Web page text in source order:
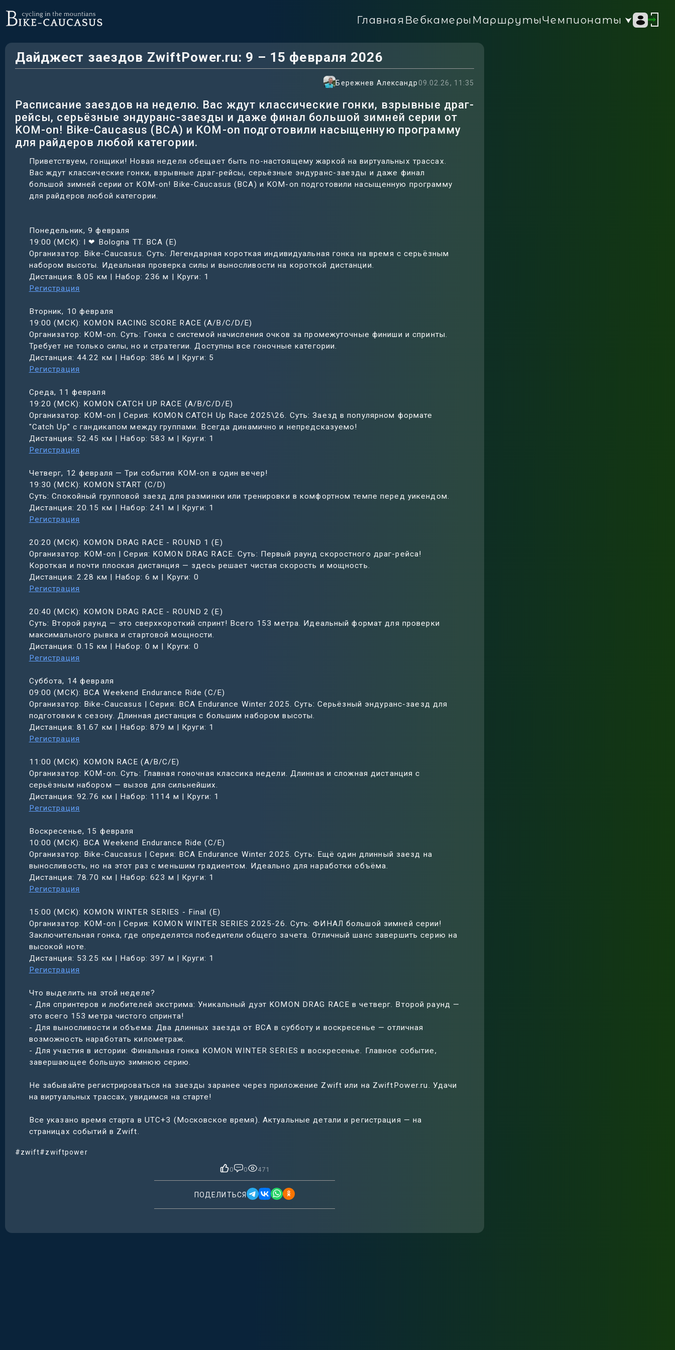
Главная Вебкамеры МаршрутыЧемпионаты
Дайджест заездов ZwiftPower.ru: 9 – 15 февраля 2026
Бережнев Александр 09.02.26, 11:35
Расписание заездов на неделю. Вас ждут классические гонки, взрывные драг-
рейсы, серьёзные эндуранс-заезды и даже финал большой зимней серии от
KOM-on! Bike-Caucasus (BCA) и KOM-on подготовили насыщенную программу
для райдеров любой категории.
Приветствуем, гонщики! Новая неделя обещает быть по-настоящему жаркой на виртуальных трассах.
Вас ждут классические гонки, взрывные драг-рейсы, серьёзные эндуранс-заезды и даже финал
большой зимней серии от KOM-on! Bike-Caucasus (BCA) и KOM-on подготовили насыщенную программу
для райдеров любой категории.
Понедельник, 9 февраля
19:00 (МСК): I ❤ Bologna TT. BCA (E)
Организатор: Bike-Caucasus. Суть: Легендарная короткая индивидуальная гонка на время с серьёзным
набором высоты. Идеальная проверка силы и выносливости на короткой дистанции.
Дистанция: 8.05 км | Набор: 236 м | Круги: 1
Регистрация
Вторник, 10 февраля
19:00 (МСК): KOMON RACING SCORE RACE (A/B/C/D/E)
Организатор: KOM-on. Суть: Гонка с системой начисления очков за промежуточные финиши и спринты.
Требует не только силы, но и стратегии. Доступны все гоночные категории.
Дистанция: 44.22 км | Набор: 386 м | Круги: 5
Регистрация
Среда, 11 февраля
19:20 (МСК): KOMON CATCH UP RACE (A/B/C/D/E)
Организатор: KOM-on | Серия: KOMON CATCH Up Race 2025\26. Суть: Заезд в популярном формате
"Catch Up" с гандикапом между группами. Всегда динамично и непредсказуемо!
Дистанция: 52.45 км | Набор: 583 м | Круги: 1
Регистрация
Четверг, 12 февраля — Три события KOM-on в один вечер!
19:30 (МСК): KOMON START (C/D)
Суть: Спокойный групповой заезд для разминки или тренировки в комфортном темпе перед уикендом.
Дистанция: 20.15 км | Набор: 241 м | Круги: 1
Регистрация
20:20 (МСК): KOMON DRAG RACE - ROUND 1 (E)
Организатор: KOM-on | Серия: KOMON DRAG RACE. Суть: Первый раунд скоростного драг-рейса!
Короткая и почти плоская дистанция — здесь решает чистая скорость и мощность.
Дистанция: 2.28 км | Набор: 6 м | Круги: 0
Регистрация
20:40 (МСК): KOMON DRAG RACE - ROUND 2 (E)
Суть: Второй раунд — это сверхкороткий спринт! Всего 153 метра. Идеальный формат для проверки
максимального рывка и стартовой мощности.
Дистанция: 0.15 км | Набор: 0 м | Круги: 0
Регистрация
Суббота, 14 февраля
09:00 (МСК): BCA Weekend Endurance Ride (C/E)
Организатор: Bike-Caucasus | Серия: BCA Endurance Winter 2025. Суть: Серьёзный эндуранс-заезд для
подготовки к сезону. Длинная дистанция с большим набором высоты.
Дистанция: 81.67 км | Набор: 879 м | Круги: 1
Регистрация
11:00 (МСК): KOMON RACE (A/B/C/E)
Организатор: KOM-on. Суть: Главная гоночная классика недели. Длинная и сложная дистанция с
серьёзным набором — вызов для сильнейших.
Дистанция: 92.76 км | Набор: 1114 м | Круги: 1
Регистрация
Воскресенье, 15 февраля
10:00 (МСК): BCA Weekend Endurance Ride (C/E)
Организатор: Bike-Caucasus | Серия: BCA Endurance Winter 2025. Суть: Ещё один длинный заезд на
выносливость, но на этот раз с меньшим градиентом. Идеально для наработки объёма.
Дистанция: 78.70 км | Набор: 623 м | Круги: 1
Регистрация
15:00 (МСК): KOMON WINTER SERIES - Final (E)
Организатор: KOM-on | Серия: KOMON WINTER SERIES 2025-26. Суть: ФИНАЛ большой зимней серии!
Заключительная гонка, где определятся победители общего зачета. Отличный шанс завершить серию на
высокой ноте.
Дистанция: 53.25 км | Набор: 397 м | Круги: 1
Регистрация
Что выделить на этой неделе?
- Для спринтеров и любителей экстрима: Уникальный дуэт KOMON DRAG RACE в четверг. Второй раунд —
это всего 153 метра чистого спринта!
- Для выносливости и объема: Два длинных заезда от BCA в субботу и воскресенье — отличная
возможность наработать километраж.
- Для участия в истории: Финальная гонка KOMON WINTER SERIES в воскресенье. Главное событие,
завершающее большую зимнюю серию.
Не забывайте регистрироваться на заезды заранее через приложение Zwift или на ZwiftPower.ru. Удачи
на виртуальных трассах, увидимся на старте!
Все указано время старта в UTC+3 (Московское время). Актуальные детали и регистрация — на
страницах событий в Zwift.
#zwift#zwiftpower
0 0 471
ПОДЕЛИТЬСЯ